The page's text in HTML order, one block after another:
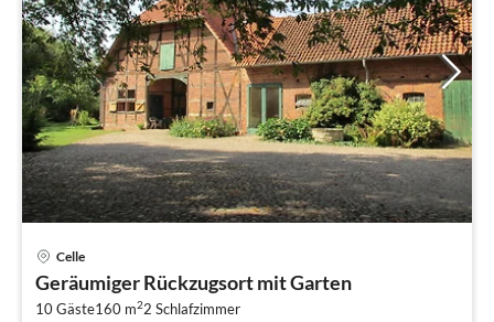
Celle
Geräumiger Rückzugsort mit Garten
10 Gäste160 m22 Schlafzimmer